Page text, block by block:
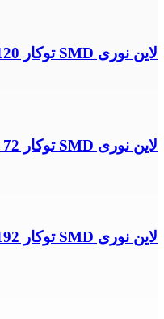
لاین نوری SMD توکار 120 وات 4M فورام 5
لاین نوری SMD توکار 72 وات 4M فورام 7
لاین نوری SMD توکار 192 وات 4M فورام 10